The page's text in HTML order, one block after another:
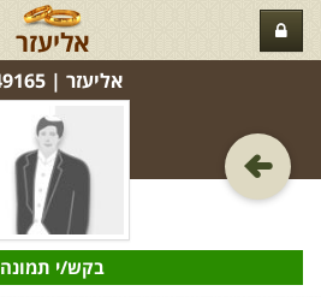
אליעזר
אליעזר‏ | 549165
בקש/י תמונה